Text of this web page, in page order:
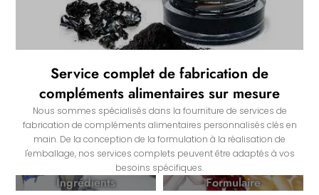
Service complet de fabrication de
compléments alimentaires sur mesure
Nous sommes spécialisés dans la fourniture de services de
fabrication de compléments alimentaires personnalisés clés en
main. De la conception de la formulation à la réalisation de
l'emballage, nos services complets peuvent être adaptés à vos
besoins spécifiques.
Ingrédients
Formulaire